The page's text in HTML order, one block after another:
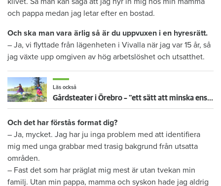
och pappa medan jag letar efter en bostad.
Och ska man vara ärlig så är du uppvuxen i en hyresrätt.
– Ja, vi flyttade från lägenheten i Vivalla när jag var 15 år, så
jag växte upp omgiven av hög arbetslöshet och utsatthet.
Läs också
Gårdsteater i Örebro – "ett sätt att minska ensamheten"
Och det har förstås format dig?
– Ja, mycket. Jag har ju inga problem med att identifiera
mig med unga grabbar med trasig bakgrund från utsatta
områden.
– Fast det som har präglat mig mest är utan tvekan min
familj. Utan min pappa, mamma och syskon hade jag aldrig